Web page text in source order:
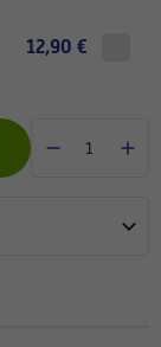
12,90 €